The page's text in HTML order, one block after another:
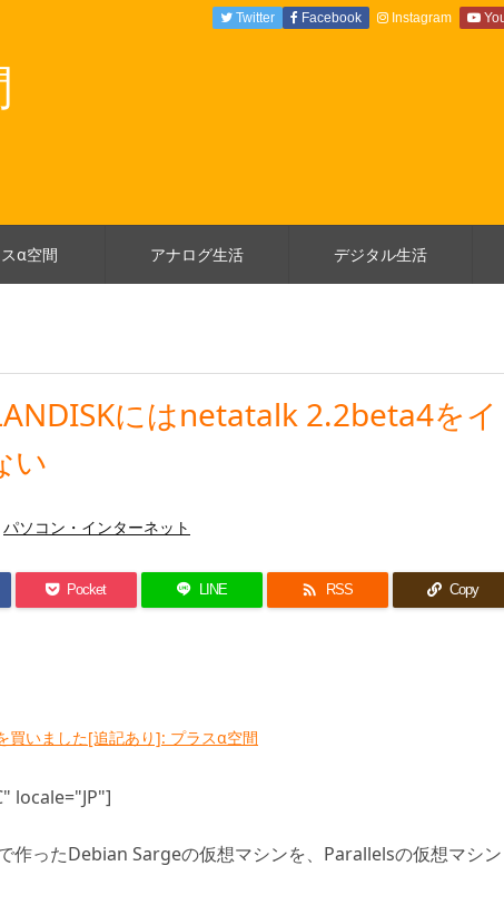
α空間 アナログ生活 デジタル生活
Twitter Facebook Instagram
にはnetatalk 2.2beta4をイ
い
パソコン・インターネット
Pocket LINE  RSS Copy
いました[追記あり]: プラスα空間
locale="JP"]
作ったDebian Sargeの仮想マシンを、Parallelsの仮想マシン